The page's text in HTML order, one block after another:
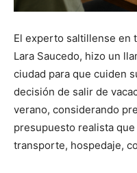
El experto saltillense en
Lara Saucedo, hizo un
ciudad para que cuiden
decisión de salir de
verano, considerando
presupuesto realista
transporte, hospedaje,